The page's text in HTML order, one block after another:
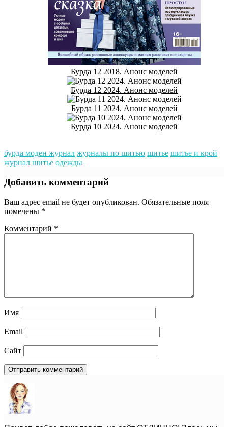
Бурда 12 2018. Анонс моделей
Бурда 12 2024. Анонс моделей
Бурда 11 2024. Анонс моделей
Бурда 10 2024. Анонс моделей
бурда моден журнал журналы по шитью шитье шитье и крой
журнал шитье одежды
Добавить комментарий
Ваш адрес email не будет опубликован. Обязательные поля
помечены *
Комментарий *
Имя
Email
Сайт